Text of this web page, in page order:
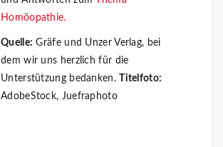
Homöopathie.
Quelle: Gräfe und Unzer Verlag, bei
dem wir uns herzlich für die
Unterstützung bedanken.
Titelfoto:
AdobeStock, Juefraphoto